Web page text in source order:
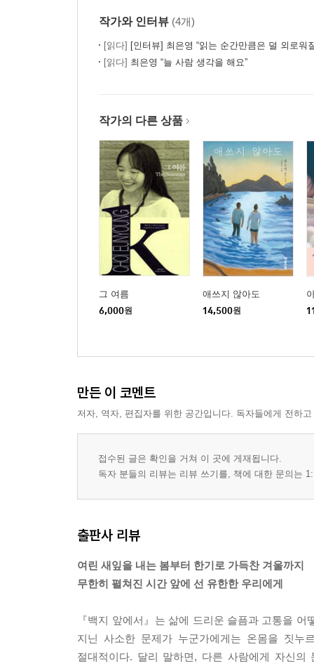
작가와 인터뷰 (4개)
[읽다] [인터뷰] 최은영 “읽는 순간만큼은 덜 외로워
[읽다] 최은영 “늘 사람 생각을 해요”
작가의 다른 상품
그 여름
6,000원
애쓰지 않아도
14,500원
만든 이 코멘트
저자, 역자, 편집자를 위한 공간입니다. 독자들에게 전하
접수된 글은 확인을 거쳐 이 곳에 게재됩니다.
독자 분들의 리뷰는 리뷰 쓰기를, 책에 대한 문의는
출판사 리뷰
여린 새잎을 내는 봄부터 한기로 가득찬 겨울까지
무한히 펼쳐진 시간 앞에 선 유한한 우리에게
『백지 앞에서』는 삶에 드리운 슬픔과 고통을
지닌 사소한 문제가 누군가에게는 온몸을 짓누
절대적이다. 달리 말하면, 다른 사람에게 자신